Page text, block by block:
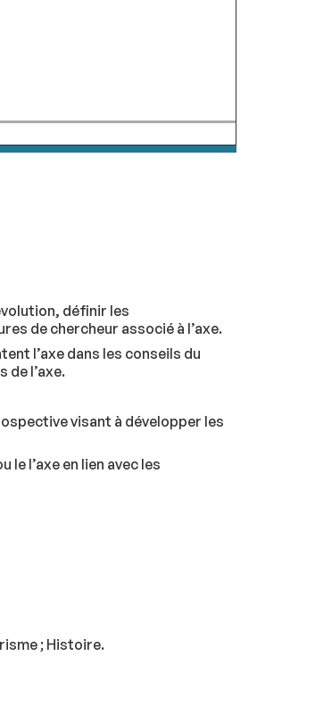
définir les
de chercheur associé à l’axe.
l’axe dans les conseils du
de l’axe.
visant à développer les
l’axe en lien avec les
; Histoire.